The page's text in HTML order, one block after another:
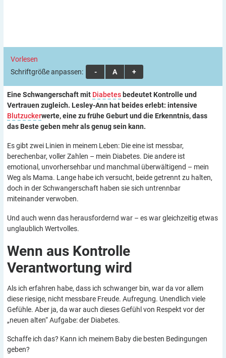
Vorlesen
Schriftgröße anpassen:
A A A
Eine Schwangerschaft mit Diabetes bedeutet Kontrolle und
Vertrauen zugleich. Lesley-Ann hat beides erlebt: intensive
Blutzuckerwerte, eine zu frühe Geburt und die Erkenntnis, dass
das Beste geben mehr als genug sein kann.
Es gibt zwei Linien in meinem Leben: Die eine ist messbar,
berechenbar, voller Zahlen – mein Diabetes. Die andere ist
emotional, unvorhersehbar und manchmal überwältigend – mein
Weg als Mama. Lange habe ich versucht, beide getrennt zu halten,
doch in der Schwangerschaft haben sie sich untrennbar
miteinander verwoben.
Und auch wenn das herausfordernd war – es war gleichzeitig etwas
unglaublich Wertvolles.
Wenn aus Kontrolle
Verantwortung wird
Als ich erfahren habe, dass ich schwanger bin, war da vor allem
diese riesige, nicht messbare Freude. Aufregung. Unendlich viele
Gefühle. Aber ja, da war auch dieses Gefühl von Respekt vor der
„neuen alten“ Aufgabe: der Diabetes.
Schaffe ich das? Kann ich meinem Baby die besten Bedingungen
geben?